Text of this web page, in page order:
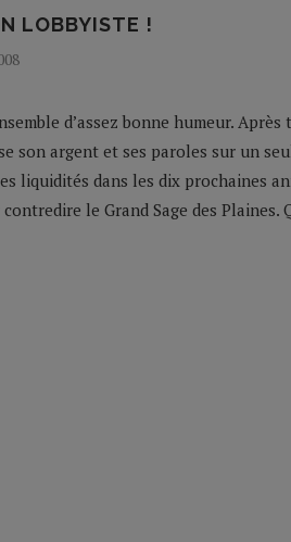
LOBBYISTE !
d’assez bonne humeur.
son argent et ses paroles sur un
liquidités dans les dix prochaines
le Grand Sage des